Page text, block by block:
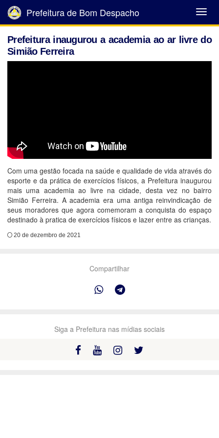
Abrir
Menu
Prefeitura de Bom Despacho
Prefeitura inaugurou a academia ao ar livre do
Simião Ferreira
Com uma gestão focada na saúde e qualidade de vida através do
esporte e da prática de exercícios físicos, a Prefeitura inaugurou
mais uma academia ao livre na cidade, desta vez no bairro
Simião Ferreira. A academia era uma antiga reinvindicação de
seus moradores que agora comemoram a conquista do espaço
destinado à pratica de exercícios físicos e lazer entre as crianças.
20 de dezembro de 2021
Compartilhar
Siga a Prefeitura nas mídias sociais